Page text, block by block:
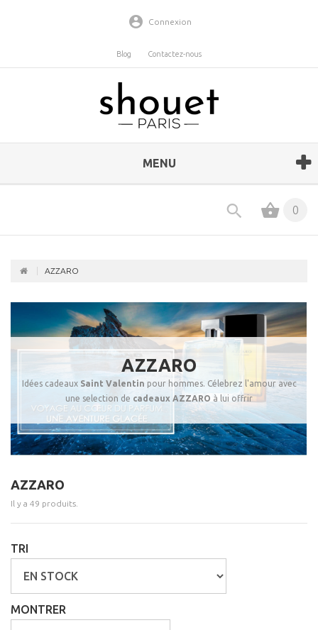
Connexion
Blog Contactez-nous
MENU
0
AZZARO
AZZARO
Idées cadeaux Saint Valentin pour hommes. Célebrez l'amour avec
une selection de cadeaux AZZARO à lui offrir
AZZARO
Il y a 49 produits.
TRI
MONTRER